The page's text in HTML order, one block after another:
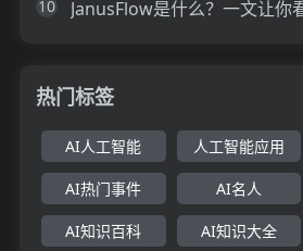
10
热门标签
AI人工智能 人工智能应用
AI热门事件 AI名人
AI知识百科 AI知识大全